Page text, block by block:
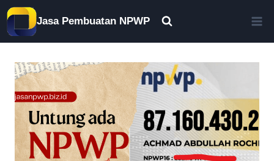
Skip
to
content
Jasa Pembuatan NPWP